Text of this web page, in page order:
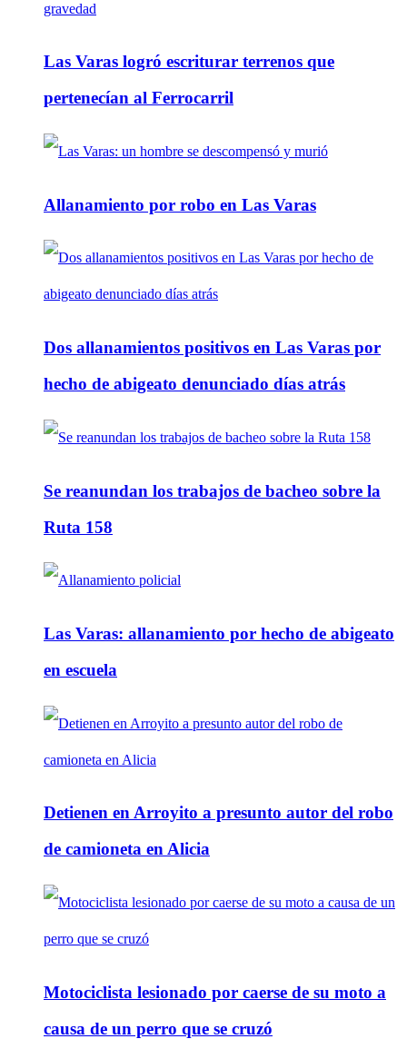
Las Varas logró escriturar terrenos que
pertenecían al Ferrocarril
Allanamiento por robo en Las Varas
Dos allanamientos positivos en Las Varas por
hecho de abigeato denunciado días atrás
Se reanundan los trabajos de bacheo sobre la
Ruta 158
Las Varas: allanamiento por hecho de abigeato
en escuela
Detienen en Arroyito a presunto autor del robo
de camioneta en Alicia
Motociclista lesionado por caerse de su moto a
causa de un perro que se cruzó